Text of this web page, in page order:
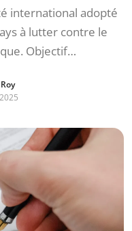
international adopté
à lutter contre le
Objectif…